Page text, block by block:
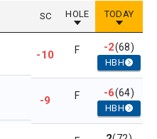
SC HOLE TODAY
-10 F -2(68)
HBH
-9 F -6(64)
HBH